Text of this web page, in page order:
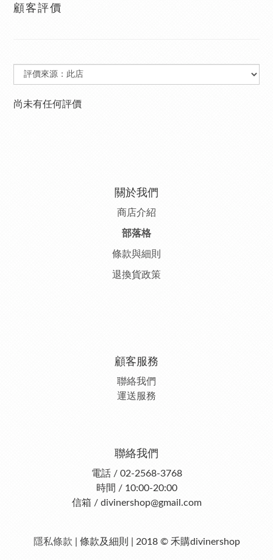
顧客評價
尚未有任何評價
關於我們
商店介紹
部落格
條款與細則
退換貨政策
顧客服務
聯絡我們
運送服務
聯絡我們
電話 / 02-2568-3768
時間 / 10:00-20:00
信箱 / divinershop@gmail.com
隱私條款 | 條款及細則 | 2018 © 禾購divinershop